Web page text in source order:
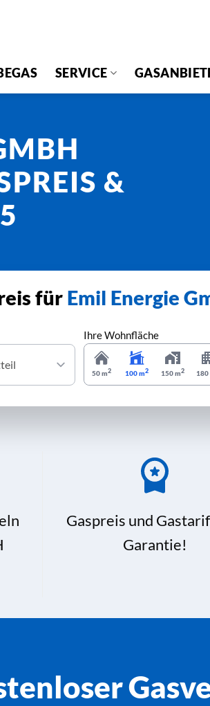
SERVICE
&
für Emil Energie
Ihre Wohnfläche
50 m2 100 m2 150 m2 180
Gaspreis und
Garantie!